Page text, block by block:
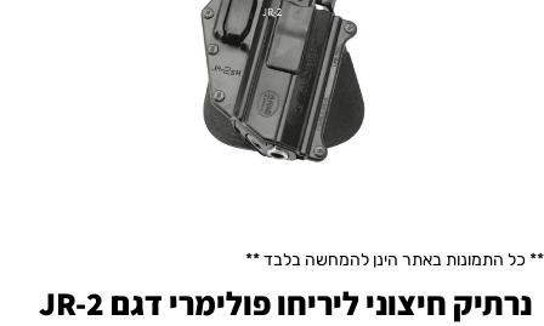
נרתיק חיצוני ליריחו פולימרי דגם JR-2
** כל התמונות באתר הינן להמחשה בלבד **